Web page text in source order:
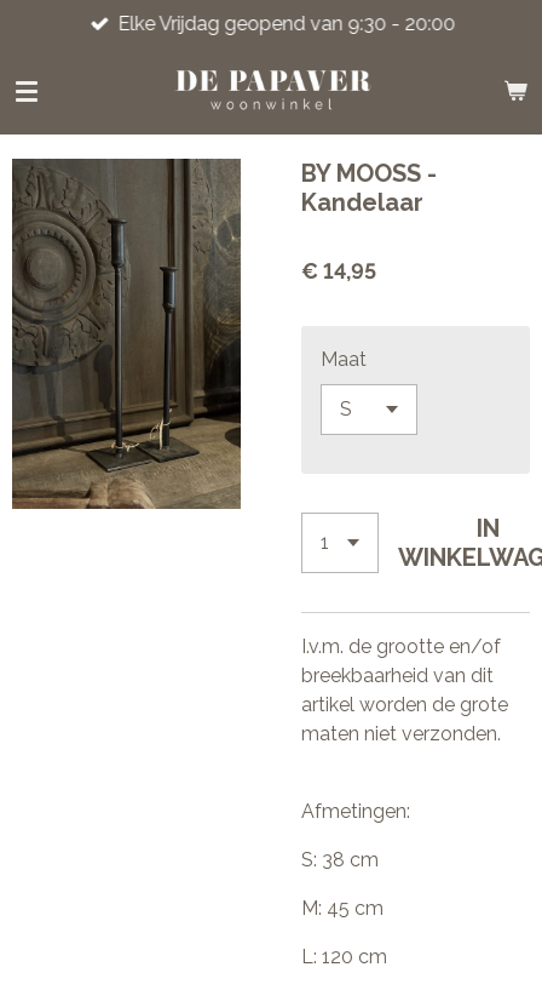
naar
hoofdinhoud
Elke Vrijdag geopend van 9:30 - 20:00
BY MOOSS -
Kandelaar
€ 14,95
Maat
IN
I.v.m. de grootte en/of
breekbaarheid van dit
artikel worden de grote
maten niet verzonden.
Afmetingen:
S: 38 cm
M: 45 cm
L: 120 cm